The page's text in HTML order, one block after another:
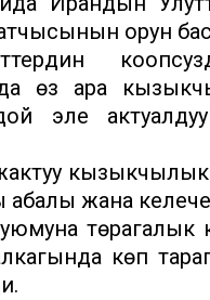
орун
өз ара
эле
кызыкчылык
абалы жана
төрагалык
көп